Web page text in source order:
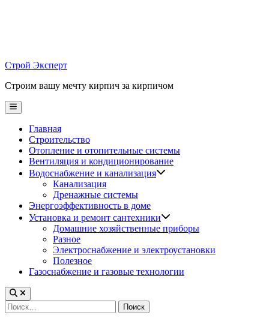
Строй Эксперт
Строим вашу мечту кирпич за кирпичом
Main
Menu
Главная
Строительство
Отопление и отопительные системы
Вентиляция и кондиционирование
Водоснабжение и канализация
Канализация
Дренажные системы
Энергоэффективность в доме
Установка и ремонт сантехники
Домашние хозяйственные приборы
Разное
Электроснабжение и электроустановки
Полезное
Газоснабжение и газовые технологии
Найти: